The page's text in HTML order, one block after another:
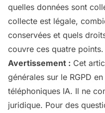
quelles données sont
collecte est légale,
conservées et quels
couvre ces quatre points.
Avertissement : Cet
générales sur le RGPD
téléphoniques IA. Il ne
juridique. Pour des